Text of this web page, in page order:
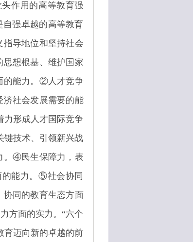
作用的高等教育强
自强卓越的高等教育
导地位和坚持社会
思想根基、维护国家
的能力。②人才竞争
济社会发展需要的能
力形成人才国际竞争
键技术、引领新兴战
。④民生保障力，表
的能力。⑤社会协同
同的教育生态方面
方面的实力。“六个
育迈向新的卓越的前